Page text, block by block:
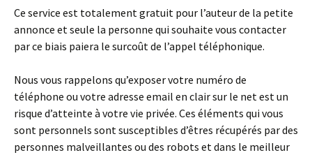
Ce service est totalement gratuit pour l’auteur de la petite
annonce et seule la personne qui souhaite vous contacter
par ce biais paiera le surcoût de l’appel téléphonique.
Nous vous rappelons qu’exposer votre numéro de
téléphone ou votre adresse email en clair sur le net est un
risque d’atteinte à votre vie privée. Ces éléments qui vous
sont personnels sont susceptibles d’êtres récupérés par des
personnes malveillantes ou des robots et dans le meilleur